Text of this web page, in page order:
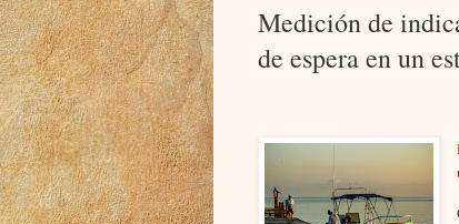
Medición de
de espera en un